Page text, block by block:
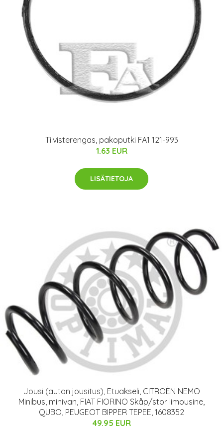
Tiivisterengas, pakoputki FA1 121-993
1.63 EUR
LISÄTIETOJA
Jousi (auton jousitus), Etuakseli, CITROËN NEMO
Minibus, minivan, FIAT FIORINO Skåp/stor limousine,
QUBO, PEUGEOT BIPPER TEPEE, 1608352
49.95 EUR